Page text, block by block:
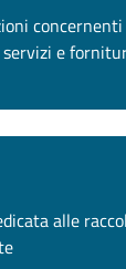
e
alle